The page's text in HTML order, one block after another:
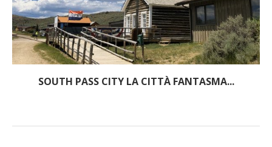
SOUTH PASS CITY LA CITTÀ FANTASMA...